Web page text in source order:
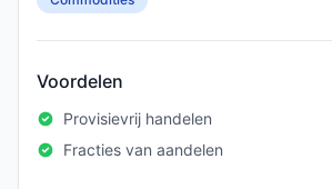
Voordelen
Provisievrij handelen
Fracties van aandelen